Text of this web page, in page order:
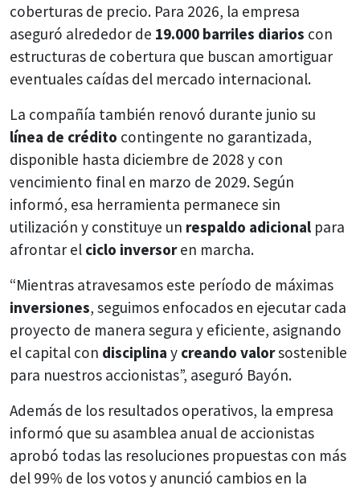
coberturas de precio. Para 2026, la empresa
aseguró alrededor de 19.000 barriles diarios con
estructuras de cobertura que buscan amortiguar
eventuales caídas del mercado internacional.
La compañía también renovó durante junio su
línea de crédito contingente no garantizada,
disponible hasta diciembre de 2028 y con
vencimiento final en marzo de 2029. Según
informó, esa herramienta permanece sin
utilización y constituye un respaldo adicional para
afrontar el ciclo inversoren marcha.
“Mientras atravesamos este período de máximas
inversiones, seguimos enfocados en ejecutar cada
proyecto de manera segura y eficiente, asignando
el capital con disciplina y creando valorsostenible
para nuestros accionistas”, aseguró Bayón.
Además de los resultados operativos, la empresa
informó que su asamblea anual de accionistas
aprobó todas las resoluciones propuestas con más
del 99% de los votos y anunció cambios en la